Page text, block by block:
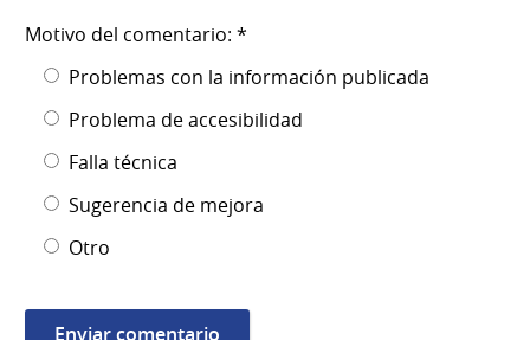
Motivo del comentario: *
Problemas con la información publicada
Problema de accesibilidad
Falla técnica
Sugerencia de mejora
Otro